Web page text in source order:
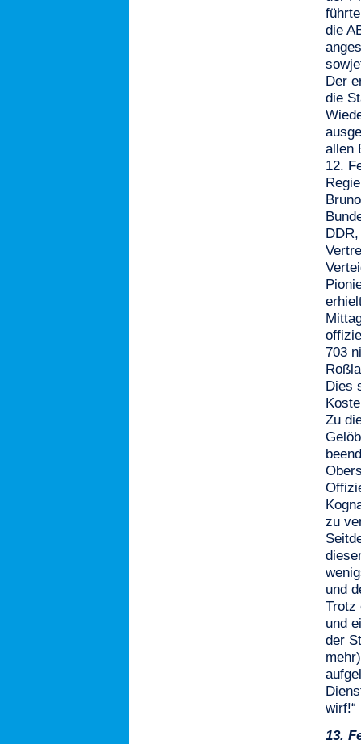
die
Der
die
allen
12.
703
Dies
Zu
zu
und
Trotz
und
der
wirf!“
13.